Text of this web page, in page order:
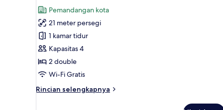
untuk
Kamar,
2
Tempat
Tidur
Double
ulasan)
Pemandangan kota
21 meter persegi
1 kamar tidur
Kapasitas 4
2 double
Wi-Fi Gratis
Rincian selengkapnya
Rincian